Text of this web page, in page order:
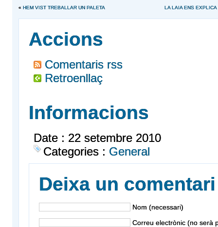
« HEM VIST TREBALLAR UN PALETA LA LAIA ENS
Accions
Comentaris rss
Retroenllaç
Informacions
Date : 22 setembre 2010
Categories : General
Deixa un comentari
Nom (necessari)
Correu electrònic (no serà